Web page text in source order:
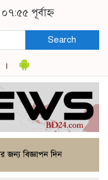
পূর্বাহ্ন
Search